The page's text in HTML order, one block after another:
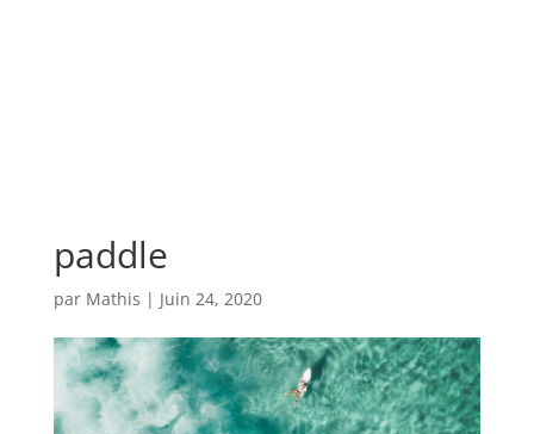
paddle
par Mathis | Juin 24, 2020